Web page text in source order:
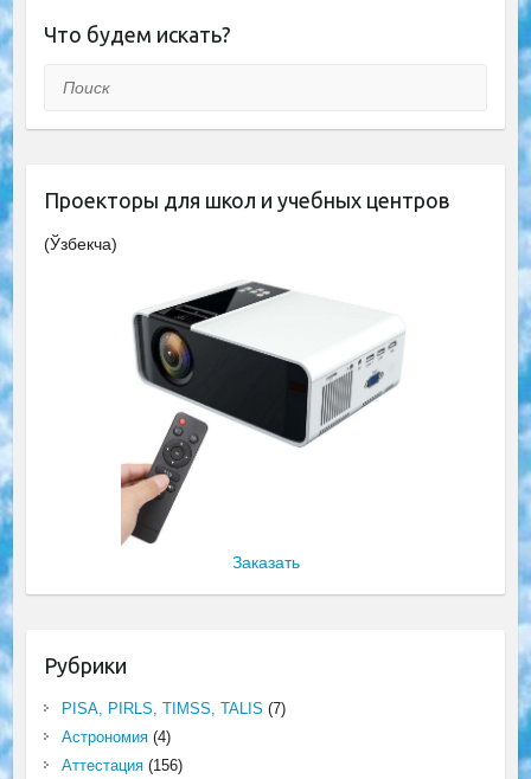
Что будем искать?
Поиск
Проекторы для школ и учебных центров
(Ўзбекча)
Заказать
Рубрики
PISA, PIRLS, TIMSS, TALIS (7)
Астрономия(4)
Аттестация(156)